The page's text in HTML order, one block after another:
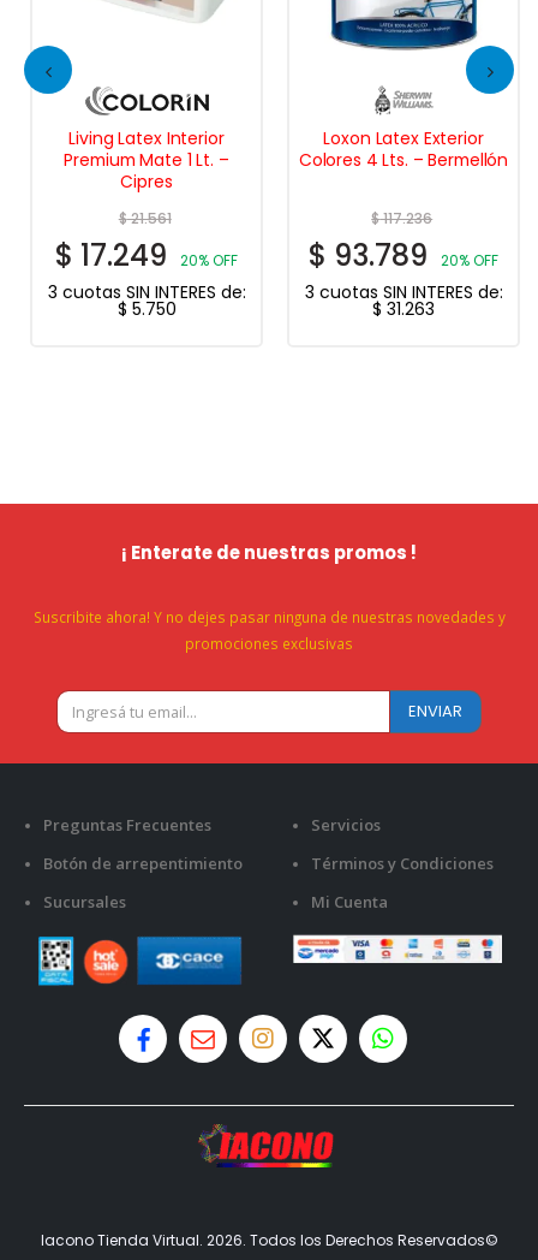
Living Latex Interior
Premium Mate 1 Lt. –
Cipres
$21.561
$ 17.249 20% OFF
3 cuotas SIN INTERES de:
$ 5.750
Loxon Latex Exterior
Colores 4 Lts. – Bermellón
$117.236
$ 93.789 20% OFF
3 cuotas SIN INTERES de:
$ 31.263
¡ Enterate de nuestras promos !
Suscribite ahora! Y no dejes pasar ninguna de nuestras novedades y
promociones exclusivas
Preguntas Frecuentes
Botón de arrepentimiento
Sucursales
Servicios
Términos y Condiciones
Mi Cuenta
Iacono Tienda Virtual. 2026. Todos los Derechos Reservados©